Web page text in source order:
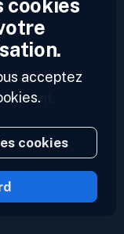
votre
cookies
acceptez
cookies